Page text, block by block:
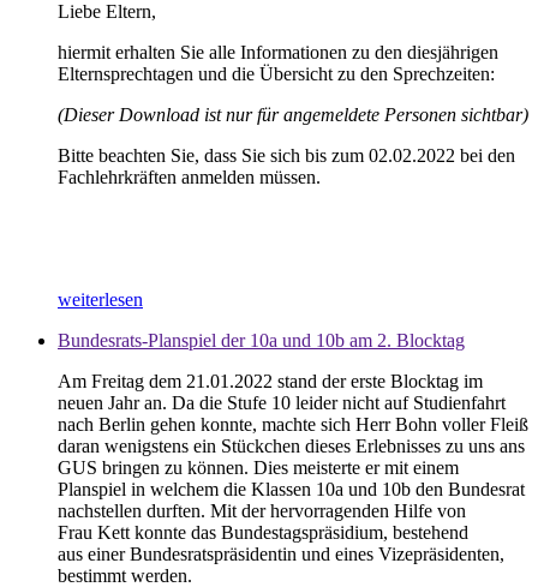
Liebe Eltern,
hiermit erhalten Sie alle Informationen zu den diesjährigen
Elternsprechtagen und die Übersicht zu den Sprechzeiten:
(Dieser Download ist nur für angemeldete Personen sichtbar)
Bitte beachten Sie, dass Sie sich bis zum 02.02.2022 bei den
Fachlehrkräften anmelden müssen.
weiterlesen
Bundesrats-Planspiel der 10a und 10b am 2. Blocktag
Am Freitag dem 21.01.2022 stand der erste Blocktag im
neuen Jahr an. Da die Stufe 10 leider nicht auf Studienfahrt
nach Berlin gehen konnte, machte sich Herr Bohn voller Fleiß
daran wenigstens ein Stückchen dieses Erlebnisses zu uns ans
GUS bringen zu können. Dies meisterte er mit einem
Planspiel in welchem die Klassen 10a und 10b den Bundesrat
nachstellen durften. Mit der hervorragenden Hilfe von
Frau Kett konnte das Bundestagspräsidium, bestehend
aus einer Bundesratspräsidentin und eines Vizepräsidenten,
bestimmt werden.